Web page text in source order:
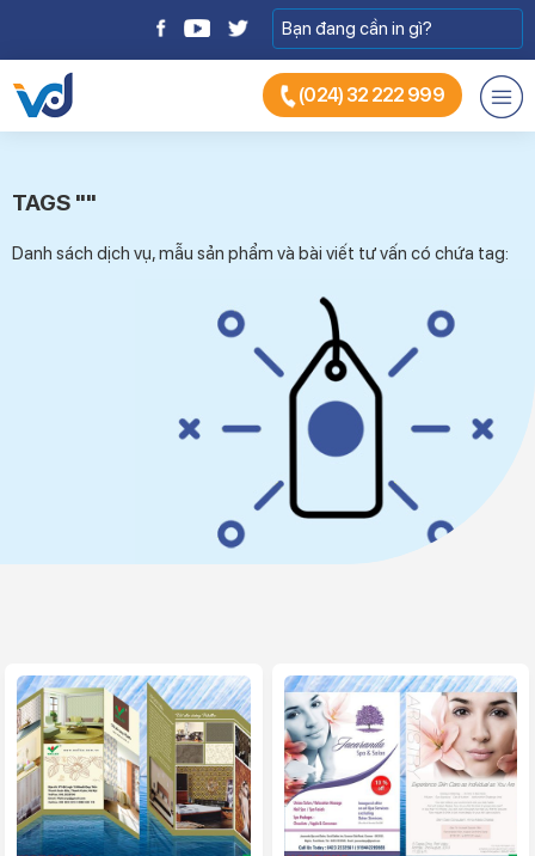
(024) 32 222 999
TAGS ""
Danh sách dịch vụ, mẫu sản phẩm và bài viết tư vấn có chứa tag: